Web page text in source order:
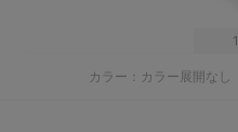
1
カラー：カラー展開なし